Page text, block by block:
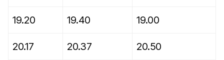
19.20 19.40 19.00
20.17 20.37 20.50